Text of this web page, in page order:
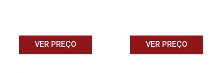
VER PREÇO VER PREÇO